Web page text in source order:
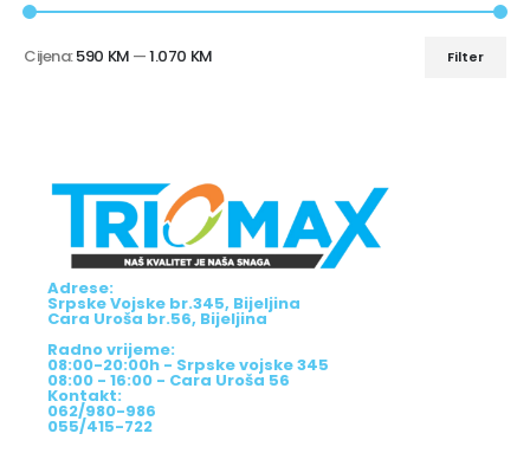
Filter
Cijena:590 KM —1.070 KM
Adrese:
Srpske Vojske br.345, Bijeljina
Cara Uroša br.56, Bijeljina
Radno vrijeme:
08:00-20:00h - Srpske vojske 345
08:00 - 16:00 - Cara Uroša 56
Kontakt:
062/980-986
055/415-722